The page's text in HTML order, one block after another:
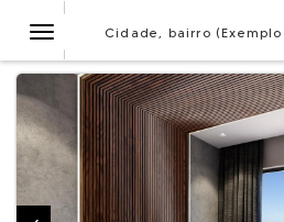
NavegaçãoCidade, bairro (Exemplo